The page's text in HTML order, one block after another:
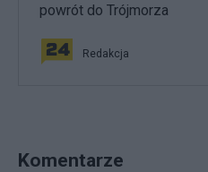
powrót do Trójmorza
Redakcja
Komentarze